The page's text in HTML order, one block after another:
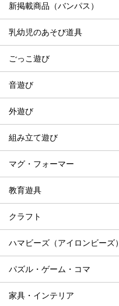
新掲載商品（バンパス）
乳幼児のあそび道具
ごっこ遊び
音遊び
外遊び
組み立て遊び
マグ・フォーマー
教育遊具
クラフト
ハマビーズ（アイロンビーズ）
パズル・ゲーム・コマ
家具・インテリア